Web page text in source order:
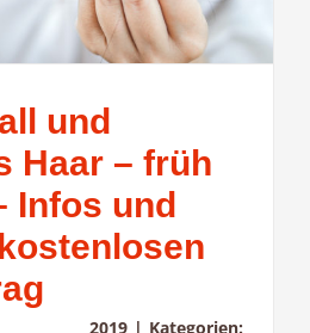
und
Haar – früh
Infos und
2019 | Kategorien: